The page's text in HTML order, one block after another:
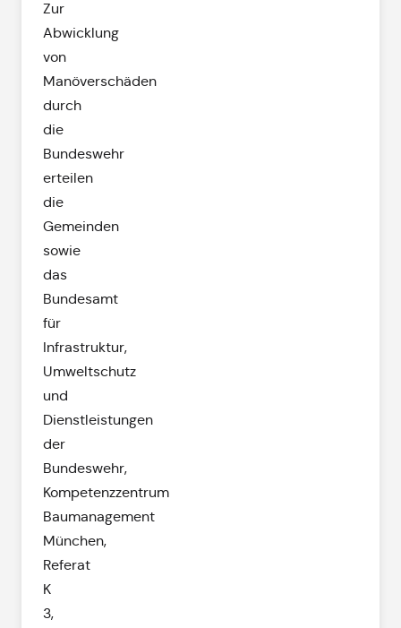
Zur
Abwicklung
von
Manöverschäden
durch
die
Bundeswehr
erteilen
die
Gemeinden
sowie
das
Bundesamt
für
Infrastruktur,
Umweltschutz
und
Dienstleistungen
der
Bundeswehr,
Kompetenzzentrum
Baumanagement
München,
Referat
K
3,